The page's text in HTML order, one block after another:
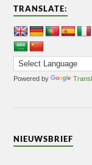
TRANSLATE:
Powered by
NIEUWSBRIEF